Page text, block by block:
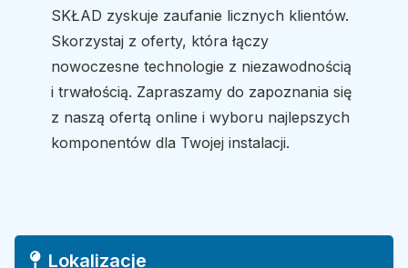
SKŁAD zyskuje zaufanie licznych klientów.
Skorzystaj z oferty, która łączy
nowoczesne technologie z niezawodnością
i trwałością. Zapraszamy do zapoznania się
z naszą ofertą online i wyboru najlepszych
komponentów dla Twojej instalacji.
Lokalizacje